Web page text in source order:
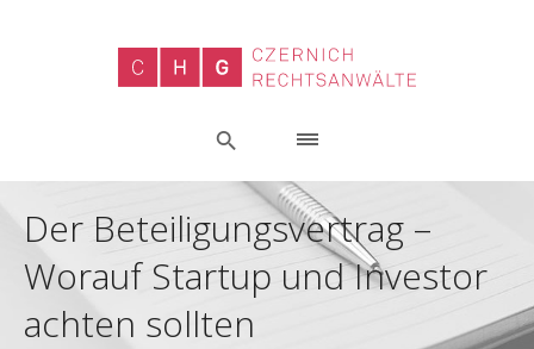
Der Beteiligungsvertrag –
Worauf Startup und Investor
achten sollten